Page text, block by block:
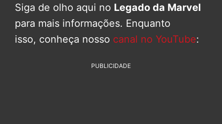
Siga de olho aqui no Legado da Marvel
para mais informações. Enquanto
isso, conheça nosso canal no YouTube:
PUBLICIDADE